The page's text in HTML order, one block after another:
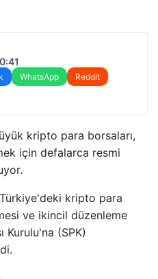
WhatsApp
Reddit
kripto para borsaları,
için defalarca resmi
Türkiye'deki kripto para
ve ikincil düzenleme
Kurulu'na (SPK)